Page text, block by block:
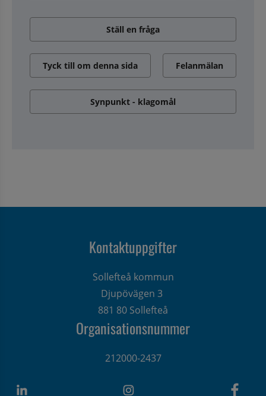
Ställ en fråga
Tyck till om denna sida Felanmälan
Synpunkt - klagomål
Kontaktuppgifter
Sollefteå kommun
Djupövägen 3
881 80 Sollefteå
Organisationsnummer
212000-2437